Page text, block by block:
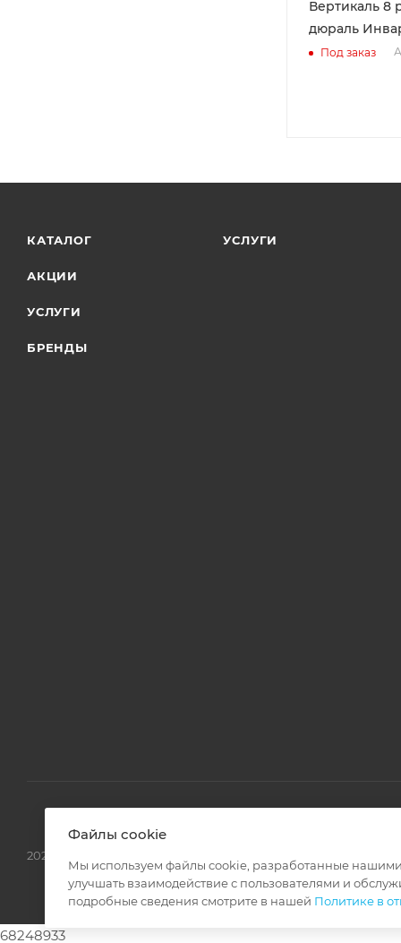
Вертикаль 8
дюраль
Под заказ
КАТАЛОГ
АКЦИИ
УСЛУГИ
БРЕНДЫ
УСЛУГИ
2026 © Аспро: Максимум - интернет-магазин
68248933
Файлы cookie
Мы используем файлы cookie, разработанные
улучшать взаимодействие с пользователями и
подробные сведения смотрите в нашей Политике в